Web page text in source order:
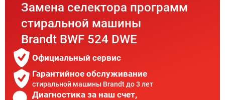
Замена селектора программ
стиральной машины
Brandt BWF 524 DWE
Официальный сервис
Гарантийное обслуживание
стиральной машины Brandt до 3 лет
Диагностика за наш счет,